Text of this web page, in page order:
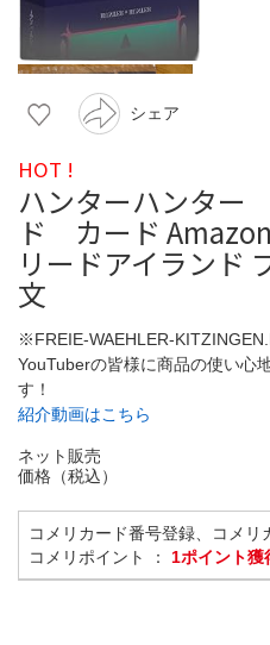
シェア
HOT !
ハンターハンター
ド カード
リードアイランド
文
※FREIE-WAEHLER-
YouTuberの皆様に商品の使い心
す！
紹介動画はこちら
ネット販売
価格（税込）
コメリカード番号登録、コメリ
コメリポイント ： 1ポイント獲